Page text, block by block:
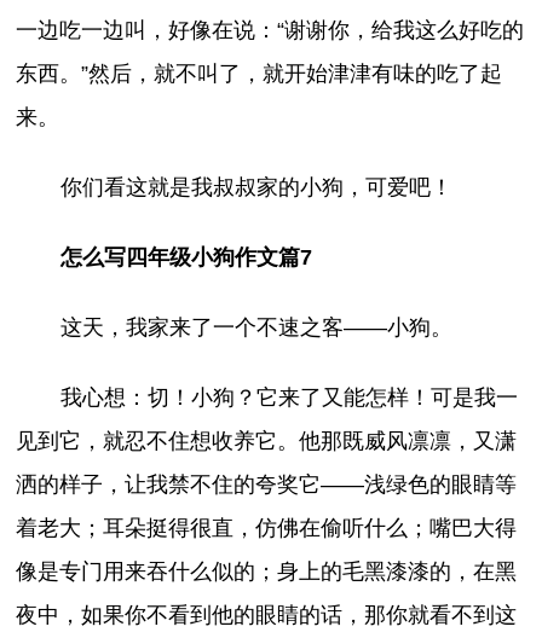
一边吃一边叫，好像在说：“谢谢你，给我这么好吃的
东西。”然后，就不叫了，就开始津津有味的吃了起
来。
你们看这就是我叔叔家的小狗，可爱吧！
怎么写四年级小狗作文篇7
这天，我家来了一个不速之客——小狗。
我心想：切！小狗？它来了又能怎样！可是我一
见到它，就忍不住想收养它。他那既威风凛凛，又潇
洒的样子，让我禁不住的夸奖它——浅绿色的眼睛等
着老大；耳朵挺得很直，仿佛在偷听什么；嘴巴大得
像是专门用来吞什么似的；身上的毛黑漆漆的，在黑
夜中，如果你不看到他的眼睛的话，那你就看不到这